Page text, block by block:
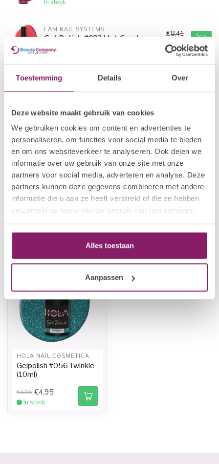
Toestemming Details Over
Deze website maakt gebruik van cookies
We gebruiken cookies om content en advertenties te
personaliseren, om functies voor social media te bieden
en om ons websiteverkeer te analyseren. Ook delen we
informatie over uw gebruik van onze site met onze
partners voor social media, adverteren en analyse. Deze
partners kunnen deze gegevens combineren met andere
informatie die u aan ze heeft verstrekt of die ze hebben
verzameld op basis van uw gebruik van hun services.
Alles toestaan
Aanpassen
I.AM NAIL SYSTEMS
Gel Polish #082 Hot Coral
In stock
€8,41
€6,73
I.AM NAIL SYSTEMS
Gel Polish #001 A'dam
€8,41
Gelpolish 25 Tropical Bird
In stock
€21,80
€15,26
I.AM COLLECTION BY BO.
Gel Polish #042 Reflecting
Pink
In stock
€12,50
€10,00
-45%
HOLA NAIL COSMETICA
Gelpolish #056 Twinkle
(10ml)
€8,95 €4,95
In stock